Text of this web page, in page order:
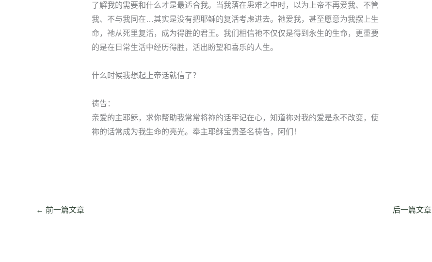
了解我的需要和什么才是最适合我。当我落在患难之中时，以为上帝不再爱我、不管
我、不与我同在…其实是没有把耶稣的复活考虑进去。祂爱我，甚至愿意为我摆上生
命，祂从死里复活，成为得胜的君王。我们相信祂不仅仅是得到永生的生命，更重要
的是在日常生活中经历得胜，活出盼望和喜乐的人生。
什么时候我想起上帝话就信了？
祷告：
亲爱的主耶稣，求你帮助我常常将祢的话牢记在心，知道祢对我的爱是永不改变，使
祢的话常成为我生命的亮光。奉主耶稣宝贵圣名祷告，阿们！
← 前一篇文章 后一篇文章